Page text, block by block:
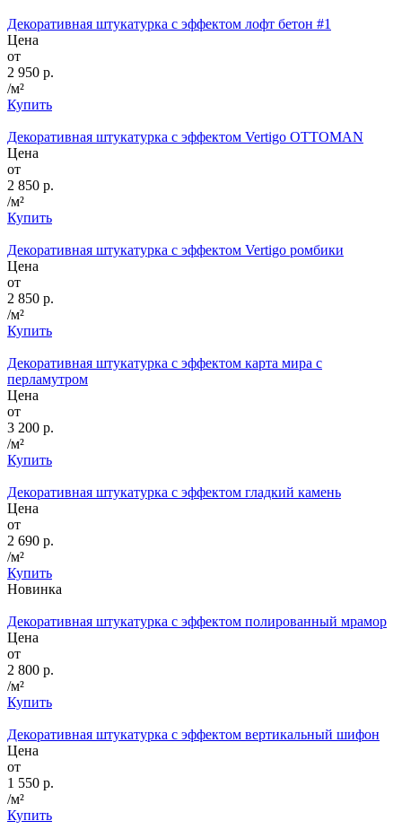
Декоративная штукатурка с эффектом лофт бетон #1
Цена
от
2 950 р.
/м²
Купить
Декоративная штукатурка с эффектом Vertigo OTTOMAN
Цена
от
2 850 р.
/м²
Купить
Декоративная штукатурка с эффектом Vertigo ромбики
Цена
от
2 850 р.
/м²
Купить
Декоративная штукатурка с эффектом карта мира с
перламутром
Цена
от
3 200 р.
/м²
Купить
Декоративная штукатурка с эффектом гладкий камень
Цена
от
2 690 р.
/м²
Купить
Новинка
Декоративная штукатурка с эффектом полированный мрамор
Цена
от
2 800 р.
/м²
Купить
Декоративная штукатурка с эффектом вертикальный шифон
Цена
от
1 550 р.
/м²
Купить